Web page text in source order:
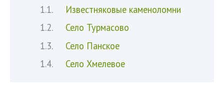
Известняковые каменоломни
Село Турмасово
Село Панское
Село Хмелевое